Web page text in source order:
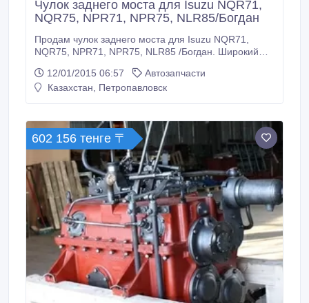
Чулок заднего моста для Isuzu NQR71,
NQR75, NPR71, NPR75, NLR85/Богдан
Продам чулок заднего моста для Isuzu NQR71,
NQR75, NPR71, NPR75, NLR85 /Богдан. Широкий
Master, Renault Kangoo, Fiat Ducato, Fiat Doblo,
Citroen Jumper, Peugeot Boxer. В наличии и под
12/01/2015 06:57
Автозапчасти
Казахстан, Петропавловск
602 156 тенге 〒